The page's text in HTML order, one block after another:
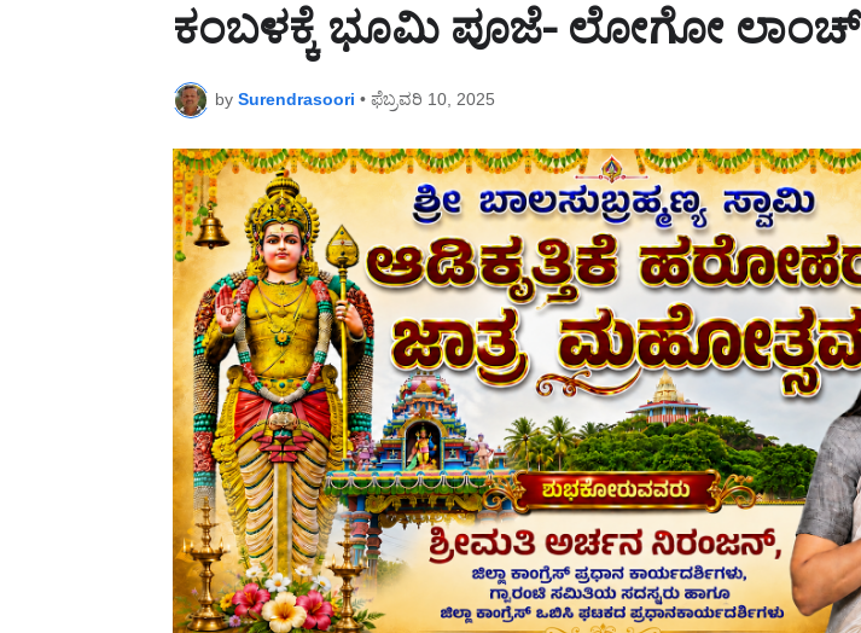
ಕಂಬಳಕ್ಕೆ ಭೂಮಿ ಪೂಜೆ- ಲೋಗೋ ಲಾಂಚ್‌
by Surendrasoori • ಫೆಬ್ರವರಿ 10, 2025